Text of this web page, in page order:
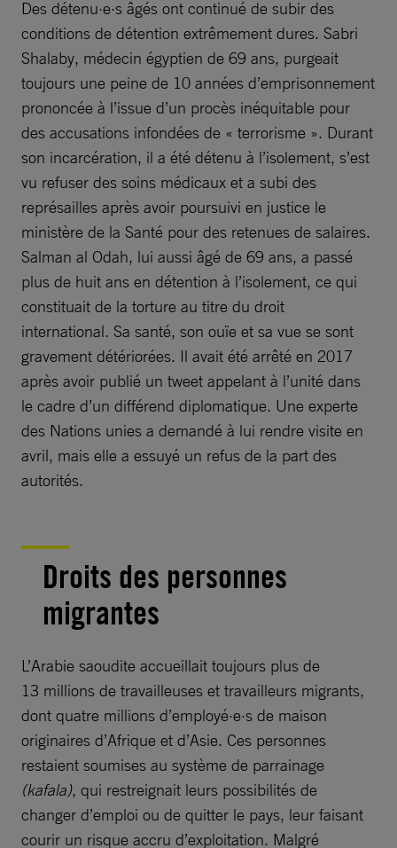
Des détenu·e·s âgés ont continué de subir des
conditions de détention extrêmement dures. Sabri
Shalaby, médecin égyptien de 69 ans, purgeait
toujours une peine de 10 années d’emprisonnement
prononcée à l’issue d’un procès inéquitable pour
des accusations infondées de « terrorisme ». Durant
son incarcération, il a été détenu à l’isolement, s’est
vu refuser des soins médicaux et a subi des
représailles après avoir poursuivi en justice le
ministère de la Santé pour des retenues de salaires.
Salman al Odah, lui aussi âgé de 69 ans, a passé
plus de huit ans en détention à l’isolement, ce qui
constituait de la torture au titre du droit
international. Sa santé, son ouïe et sa vue se sont
gravement détériorées. Il avait été arrêté en 2017
après avoir publié un tweet appelant à l’unité dans
le cadre d’un différend diplomatique. Une experte
des Nations unies a demandé à lui rendre visite en
avril, mais elle a essuyé un refus de la part des
autorités.
Droits des personnes
migrantes
L’Arabie saoudite accueillait toujours plus de
13 millions de travailleuses et travailleurs migrants,
dont quatre millions d’employé·e·s de maison
originaires d’Afrique et d’Asie. Ces personnes
restaient soumises au système de parrainage
(kafala), qui restreignait leurs possibilités de
changer d’emploi ou de quitter le pays, leur faisant
courir un risque accru d’exploitation. Malgré